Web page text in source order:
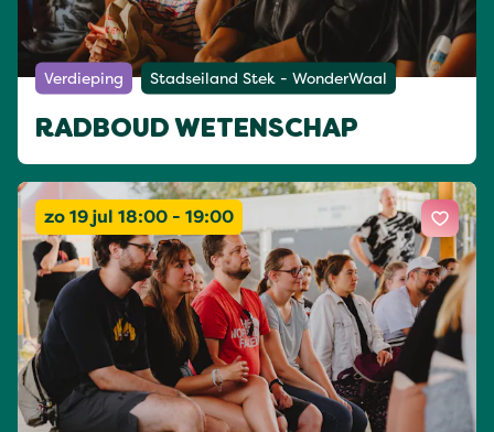
Verdieping Stadseiland Stek - WonderWaal
RADBOUD WETENSCHAP
zo 19 jul 18:00 - 19:00